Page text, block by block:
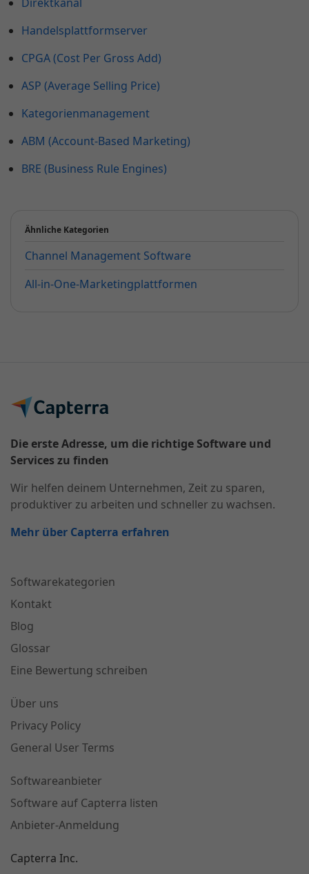
Handelsplattformserver
CPGA (Cost Per Gross Add)
ASP (Average Selling Price)
Kategorienmanagement
ABM (Account-Based Marketing)
BRE (Business Rule Engines)
Ähnliche Kategorien
Channel Management Software
All-in-One-Marketingplattformen
Die erste Adresse, um die richtige Software und
Services zu finden
Wir helfen deinem Unternehmen, Zeit zu sparen,
produktiver zu arbeiten und schneller zu wachsen.
Mehr über Capterra erfahren
Softwarekategorien
Kontakt
Blog
Glossar
Eine Bewertung schreiben
Über uns
Privacy Policy
General User Terms
Softwareanbieter
Software auf Capterra listen
Anbieter-Anmeldung
Capterra Inc.